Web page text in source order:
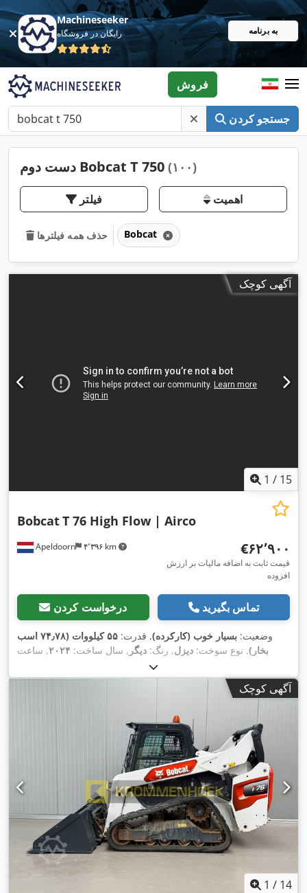
Machineseeker
رایگان در فروشگاه به برنامه
جستجو کردن
فروش
دست دوم Bobcat T 750 (۱۰۰)
فیلتر اهمیت
حذف همه فیلترها Bobcat
آگهی کوچک
1 / 15
Apeldoorn ۴٬۳۹۶ km
BobcatT 76 High Flow | Airco
‎€۶۲٬۹۰۰
قیمت ثابت به اضافه مالیات بر ارزش
افزوده
درخواست کردن تماس بگیرید
وضعیت: بسیار خوب (کارکرده), قدرت:
۵۵ کیلووات (۷۴٫۷۸ اسب
بخار), نوع سوخت: دیزل, رنگ: دیگر , سال ساخت: ۲۰۲۴, ساعت
, تجهیزات:
آگهی کوچک
1 / 14